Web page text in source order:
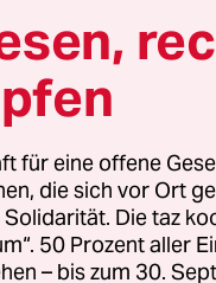
und damit den
belohnt werden“,
Osnabrücker
Kommunen
weiter: „Wir
schaffen, die in
für eine offene
die sich vor Ort
Die taz
50 Prozent aller
– bis zum 30.